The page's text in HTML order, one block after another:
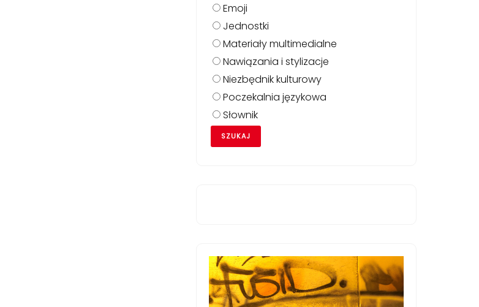
Emoji
Jednostki
Materiały multimedialne
Nawiązania i stylizacje
Niezbędnik kulturowy
Poczekalnia językowa
Słownik